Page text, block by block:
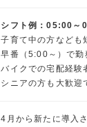
シフト例：05:00～
子育て中の方なども
早番（5:00～）で勤
バイクでの宅配経験
シニアの方も大歓迎
4月から新たに導入